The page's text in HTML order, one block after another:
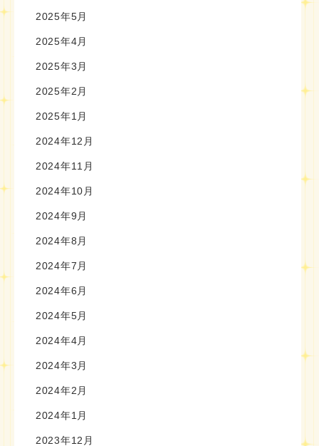
2025年5月
2025年4月
2025年3月
2025年2月
2025年1月
2024年12月
2024年11月
2024年10月
2024年9月
2024年8月
2024年7月
2024年6月
2024年5月
2024年4月
2024年3月
2024年2月
2024年1月
2023年12月